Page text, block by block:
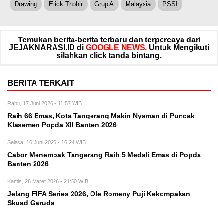
Drawing Erick Thohir Grup A Malaysia PSSI
Temukan berita-berita terbaru dan terpercaya dari
JEJAKNARASI.ID di GOOGLE NEWS. Untuk Mengikuti
silahkan click tanda bintang.
BERITA TERKAIT
Rabu, 17 Juni 2026 - 11:57 WIB
Raih 66 Emas, Kota Tangerang Makin Nyaman di Puncak
Klasemen Popda XII Banten 2026
Selasa, 16 Juni 2026 - 16:24 WIB
Cabor Menembak Tangerang Raih 5 Medali Emas di Popda
Banten 2026
Kamis, 26 Maret 2026 - 21:50 WIB
Jelang FIFA Series 2026, Ole Romeny Puji Kekompakan
Skuad Garuda